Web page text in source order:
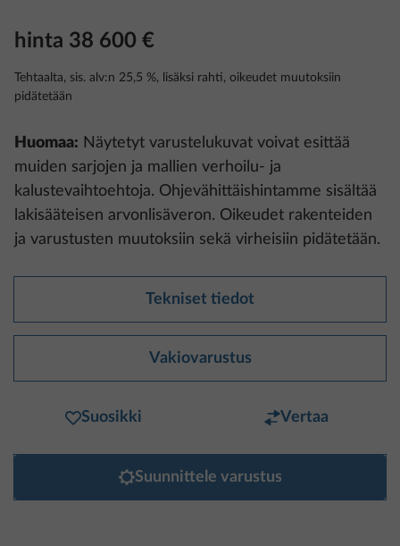
hinta 38 600 €
Tehtaalta, sis. alv:n 25,5 %, lisäksi rahti, oikeudet muutoksiin
pidätetään
Huomaa: Näytetyt varustelukuvat voivat esittää
muiden sarjojen ja mallien verhoilu- ja
kalustevaihtoehtoja. Ohjevähittäishintamme sisältää
lakisääteisen arvonlisäveron. Oikeudet rakenteiden
ja varustusten muutoksiin sekä virheisiin pidätetään.
Tekniset tiedot
Vakiovarustus
Suosikki Vertaa
Suunnittele varustus